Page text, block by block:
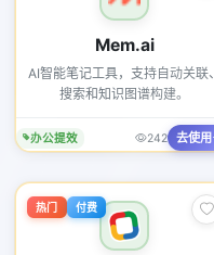
Mem.ai
AI智能笔记工具，支持自动关联、
搜索和知识图谱构建。
办公提效 242 去使用
热门 付费